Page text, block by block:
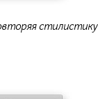
стилистику